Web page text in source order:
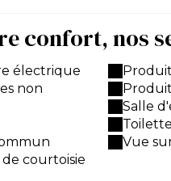
confort, nos
électrique
non
courtoisie
Salle
Vue